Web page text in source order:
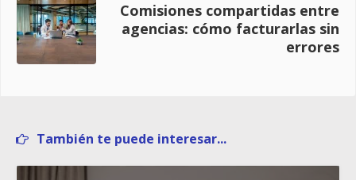
Comisiones compartidas entre
agencias: cómo facturarlas sin
errores
También te puede interesar...